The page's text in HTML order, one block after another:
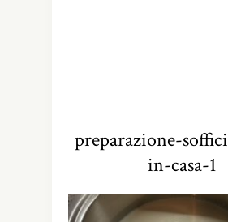
preparazione-
in-casa-1